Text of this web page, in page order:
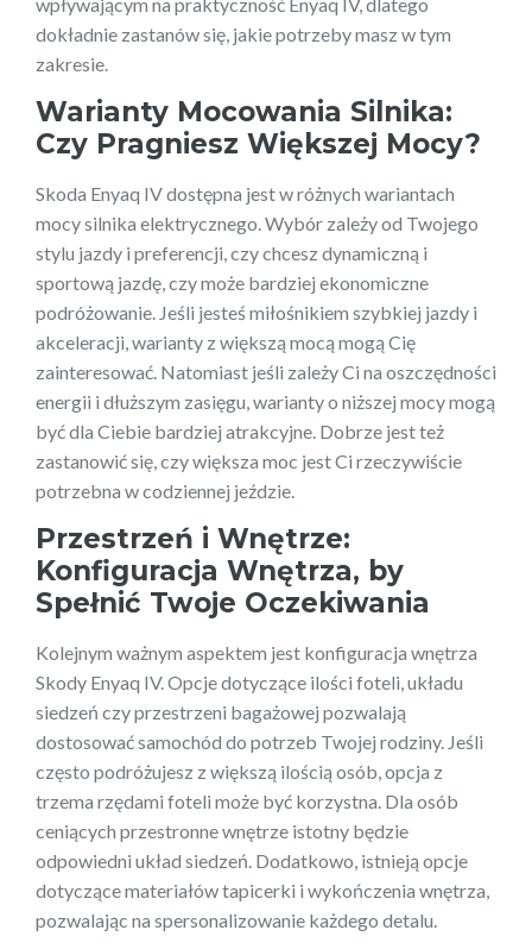
dokładnie zastanów się, jakie potrzeby masz w tym
zakresie.
Warianty Mocowania Silnika:
Czy Pragniesz Większej Mocy?
Skoda Enyaq IV dostępna jest w różnych wariantach
mocy silnika elektrycznego. Wybór zależy od Twojego
stylu jazdy i preferencji, czy chcesz dynamiczną i
sportową jazdę, czy może bardziej ekonomiczne
podróżowanie. Jeśli jesteś miłośnikiem szybkiej jazdy i
akceleracji, warianty z większą mocą mogą Cię
zainteresować. Natomiast jeśli zależy Ci na oszczędności
energii i dłuższym zasięgu, warianty o niższej mocy mogą
być dla Ciebie bardziej atrakcyjne. Dobrze jest też
zastanowić się, czy większa moc jest Ci rzeczywiście
potrzebna w codziennej jeździe.
Przestrzeń i Wnętrze:
Konfiguracja Wnętrza, by
Spełnić Twoje Oczekiwania
Kolejnym ważnym aspektem jest konfiguracja wnętrza
Skody Enyaq IV. Opcje dotyczące ilości foteli, układu
siedzeń czy przestrzeni bagażowej pozwalają
dostosować samochód do potrzeb Twojej rodziny. Jeśli
często podróżujesz z większą ilością osób, opcja z
trzema rzędami foteli może być korzystna. Dla osób
ceniących przestronne wnętrze istotny będzie
odpowiedni układ siedzeń. Dodatkowo, istnieją opcje
dotyczące materiałów tapicerki i wykończenia wnętrza,
pozwalając na spersonalizowanie każdego detalu.